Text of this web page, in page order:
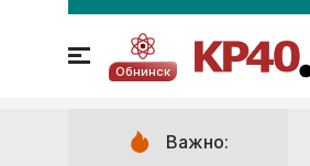
Обнинск
Важно: